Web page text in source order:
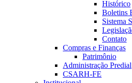
Histórico
Boletins
Sistema
Contato
Compras e Finanças
Patrimônio
Administração Predial
CSARH-FE